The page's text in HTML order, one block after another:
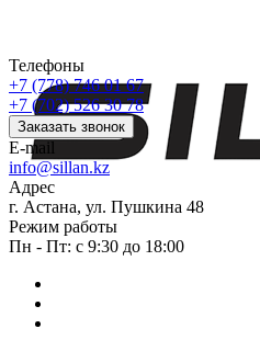
Телефоны
+7 (778) 746 01 67
+7 (702) 526 30 78
Заказать звонок
E-mail
info@sillan.kz
Адрес
г. Астана, ул. Пушкина 48
Режим работы
Пн - Пт: с 9:30 до 18:00